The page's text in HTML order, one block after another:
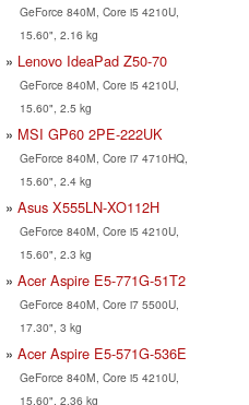
GeForce 840M, Core i5 4210U,
15.60", 2.16 kg
Lenovo IdeaPad Z50-70
GeForce 840M, Core i5 4210U,
15.60", 2.5 kg
MSI GP60 2PE-222UK
GeForce 840M, Core i7 4710HQ,
15.60", 2.4 kg
Asus X555LN-XO112H
GeForce 840M, Core i5 4210U,
15.60", 2.3 kg
Acer Aspire E5-771G-51T2
GeForce 840M, Core i7 5500U,
17.30", 3 kg
Acer Aspire E5-571G-536E
GeForce 840M, Core i5 4210U,
15.60", 2.36 kg